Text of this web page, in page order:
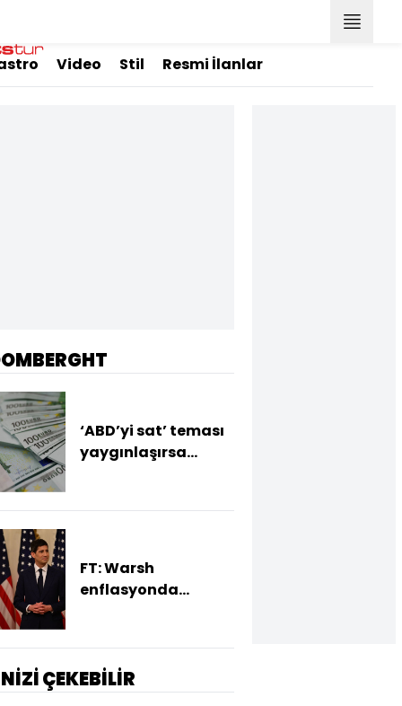
Video Stil Resmi İlanlar
‘ABD’yi sat’ teması
yaygınlaşırsa
FT: Warsh
enflasyonda
ÇEKEBİLİR